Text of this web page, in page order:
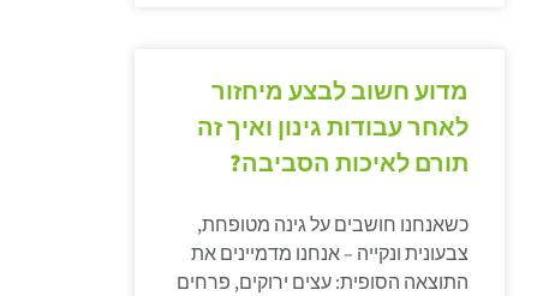
מדוע חשוב לבצע מיחזור
לאחר עבודות גינון ואיך זה
תורם לאיכות הסביבה?
כשאנחנו חושבים על גינה מטופחת,
צבעונית ונקייה – אנחנו מדמיינים את
התוצאה הסופית: עצים ירוקים, פרחים